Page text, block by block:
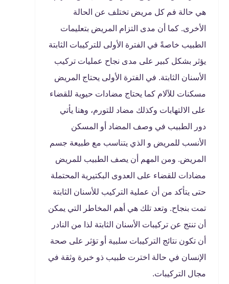
هي حالة فم كل مريض تختلف عن الحالة
الأخرى. كما أن مدى التزام المريض بتعليمات
الطبيب خاصةً في الفترة الأولى للتركيبات الثابتة
يؤثر بشكل كبير على مدى نجاح عمليات تركيب
الأسنان الثابتة. في الفترة الأولى يحتاج المريض
مسكنات للآلام كما يحتاج مضادات حيوية للقضاء
على الالتهابات وكذلك مضاد للتورم، وهنا يأتي
دور الطبيب في وصف المضاد أو المسكن
الأنسب للمريض و الذي يتناسب مع طبيعة جسم
المريض. ومن المهم أن يصف الطبيب للمريض
مضادات للقضاء على العدوى البكتيرية المحتملة
حتى يتأكد من أن عملية التركيب للأسنان الثابتة
تمت بنجاح. وتعد تلك هي أهم المخاطر التي يمكن
أن تنتج عن تركيبات الأسنان الثابتة لذا من النادر
أن تكون نتائج التركيبات سلبية أو تؤثر على صحة
الإنسان في حالة اخترت طبيب ذو خبرة وثقة في
مجال التركيبات.